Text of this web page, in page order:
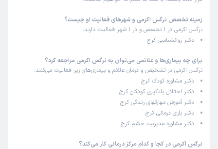
زمینه تخصص نرگس اکرمی و شهرهای فعالیت او چیست؟
نرگس اکرمی در 1 تخصص و در 1 شهر فعالیت دارند:
دکتر روانشناسی کرج
برای چه بیماری‌ها و علائمی می‌توان به نرگس اکرمی مراجعه کرد؟
نرگس اکرمی در تشخیص و درمان علائم و بیماری‌های زیر فعالیت می‌کنند:
دکتر مشاوره کودک کرج
دکتر اختلال یادگیری کودکان کرج
دکتر آموزش مهارتهای زندگی کرج
دکتر بازی درمانی کرج
دکتر مشاوره مدیریت خشم کرج
نرگس اکرمی در کجا و کدام مرکز درمانی کار می‌کند؟